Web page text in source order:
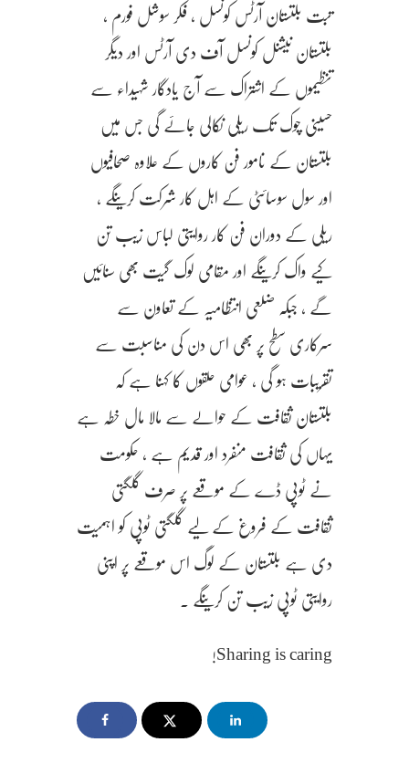
تبت بلتستان آرٹس کونسل ، فکر سوشل فورم ،
بلتستان نیشنل کونسل آف دی آرٹس اور دیگر
تنظیموں کے اشتراک سے آج یادگار شہیداء سے
حسینی چوک تک ریلی نکالی جائے گی جس میں
بلتستان کے نامور فن کاروں کے علاوہ صحافیوں
اور سول سوسائٹی کے اہل کار شرکت کرینگے ،
ریلی کے دوران فن کار روایتی لباس زیب تن
کیے واک کرینگے اور مقامی لوک گیت بھی سنائیں
گے ، جبکہ ضلعی انتظامیہ کے تعاون سے
سرکاری سطح پر بھی اس دن کی مناسبت سے
تقریبات ہو گی ، عوامی حلقوں کا کہنا ہے کہ
بلتستان ثقافت کے حوالے سے مالا مال خطہ ہے
یہاں کی ثقافت منفرد اور قدیم ہے ، حکومت
نے ٹوپی ڈے کے موقعے پر صرف گلگتی
ثقافت کے فروغ کے لیے گلگتی ٹوپی کو اہمیت
دی ہے بلتستان کے لوگ اس موقعے پر اپنی
روایتی ٹوپی زیب تن کرینگے ۔
Sharing is caring!